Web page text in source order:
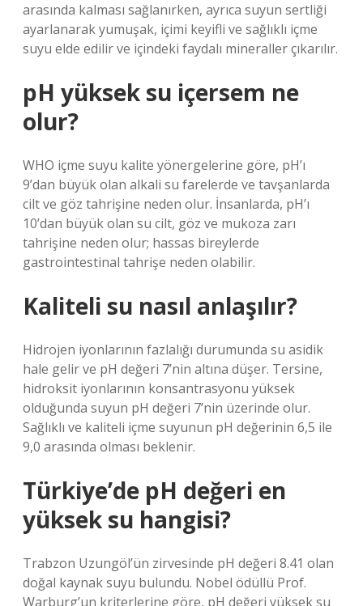
arasında kalması sağlanırken, ayrıca suyun sertliği
ayarlanarak yumuşak, içimi keyifli ve sağlıklı içme
suyu elde edilir ve içindeki faydalı mineraller çıkarılır.
pH yüksek su içersem ne
olur?
WHO içme suyu kalite yönergelerine göre, pH’ı
9’dan büyük olan alkali su farelerde ve tavşanlarda
cilt ve göz tahrişine neden olur. İnsanlarda, pH’ı
10’dan büyük olan su cilt, göz ve mukoza zarı
tahrişine neden olur; hassas bireylerde
gastrointestinal tahrişe neden olabilir.
Kaliteli su nasıl anlaşılır?
Hidrojen iyonlarının fazlalığı durumunda su asidik
hale gelir ve pH değeri 7’nin altına düşer. Tersine,
hidroksit iyonlarının konsantrasyonu yüksek
olduğunda suyun pH değeri 7’nin üzerinde olur.
Sağlıklı ve kaliteli içme suyunun pH değerinin 6,5 ile
9,0 arasında olması beklenir.
Türkiye’de pH değeri en
yüksek su hangisi?
Trabzon Uzungöl’ün zirvesinde pH değeri 8.41 olan
doğal kaynak suyu bulundu. Nobel ödüllü Prof.
Warburg’un kriterlerine göre, pH değeri yüksek su